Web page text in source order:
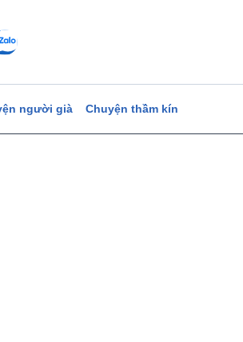
người già Chuyện thầm kín